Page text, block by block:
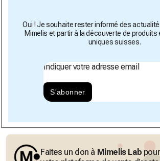
Oui ! Je souhaite rester informé des
Mimelis et partir à la découverte de
uniques suisses.
Indiquer votre adresse email
S'abonner
Faites un don à Mimelis Lab